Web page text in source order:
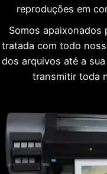
reproduções em
Somos apaixonados
tratada com todo
dos arquivos até a
transmitir toda